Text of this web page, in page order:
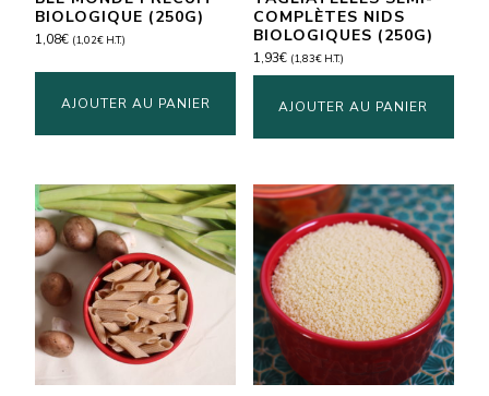
BIOLOGIQUE (250G)
1,08€ (1,02€ H.T.)
AJOUTER AU PANIER
COMPLÈTES NIDS
BIOLOGIQUES (250G)
1,93€ (1,83€H.T.)
AJOUTER AU PANIER